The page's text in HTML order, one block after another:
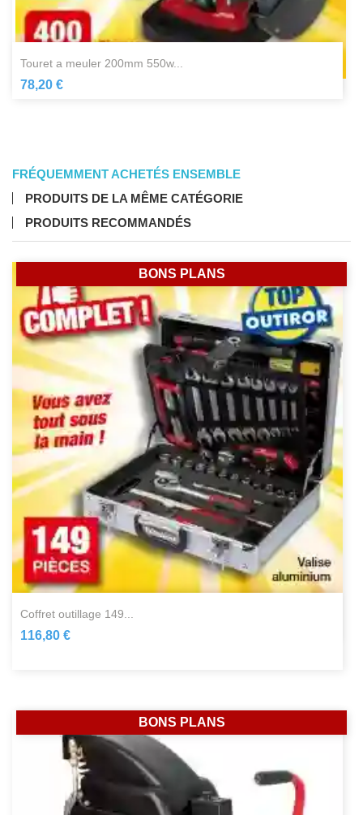
touret a meuler 200mm 550w...
78,20 €
FRÉQUEMMENT ACHETÉS ENSEMBLE
PRODUITS DE LA MÊME CATÉGORIE
PRODUITS RECOMMANDÉS
coffret outillage 149...
116,80 €
BONS PLANS
BONS PLANS